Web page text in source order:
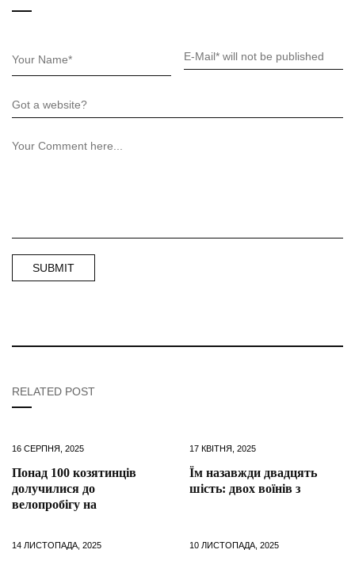
RELATED POST
16 СЕРПНЯ, 2025
Понад 100 козятинців
долучилися до
велопробігу на
17 КВІТНЯ, 2025
Їм назавжди двадцять
шість: двох воїнів з
14 ЛИСТОПАДА, 2025 10 ЛИСТОПАДА, 2025